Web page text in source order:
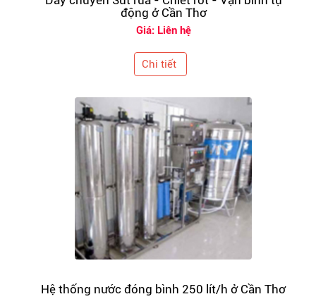
động ở Cần Thơ
Giá: Liên hệ
Chi tiết
Hệ thống nước đóng bình 250 lít/h ở Cần Thơ